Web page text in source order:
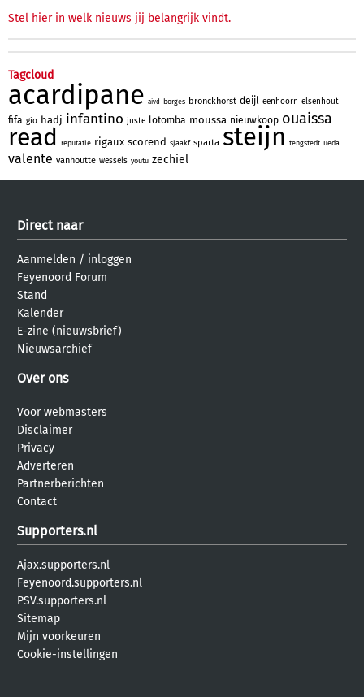
Stel hier in welk nieuws jij belangrijk vindt.
Tagcloud
acardipane aivd borges bronckhorst deijl eenhoorn elsenhout
fifa gio hadj infantino juste lotomba moussa nieuwkoop ouaissa
read reputatie rigaux scorend sjaakf sparta steijn tengstedt ueda
valente vanhoutte wessels youtu zechiel
Direct naar
Aanmelden / inloggen
Feyenoord Forum
Stand
Kalender
E-zine (nieuwsbrief)
Nieuwsarchief
Over ons
Voor webmasters
Disclaimer
Privacy
Adverteren
Partnerberichten
Contact
Supporters.nl
Ajax.supporters.nl
Feyenoord.supporters.nl
PSV.supporters.nl
Sitemap
Mijn voorkeuren
Cookie-instellingen